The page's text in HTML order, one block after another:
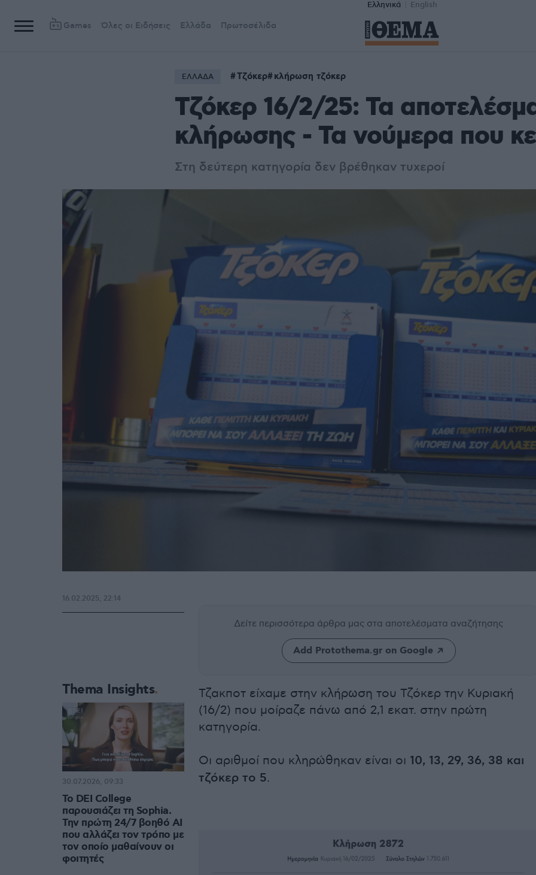
Ελληνικά English
Games Όλες οι Ειδήσεις Ελλάδα Πρωτοσέλιδα
ΕΛΛΑΔΑ Τζόκερ κλήρωση τζόκερ
Τζόκερ 16/2/25: Τα
κλήρωσης - Τα νούμερα που
Στη δεύτερη κατηγορία δεν βρέθηκαν τυχεροί
Δείτε περισσότερα άρθρα μας στα αποτελέσματα αναζήτησης
Add Protothema.gr on Google
Τζακποτ είχαμε στην κλήρωση του Τζόκερ την Κυριακή
(16/2) που μοίραζε πάνω από 2,1 εκατ. στην πρώτη
κατηγορία.
Οι αριθμοί που κληρώθηκαν είναι οι 10, 13, 29, 36, 38 και
τζόκερ το 5.
16.02.2025, 22:14
Thema Insights
Το DEI College
παρουσιάζει τη Sophia.
Την πρώτη 24/7 βοηθό AI
που αλλάζει τον τρόπο με
τον οποίο μαθαίνουν οι
φοιτητές
30.07.2026, 09:33